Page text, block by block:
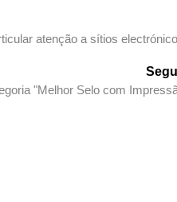
atenção a sítios
"Melhor Selo com